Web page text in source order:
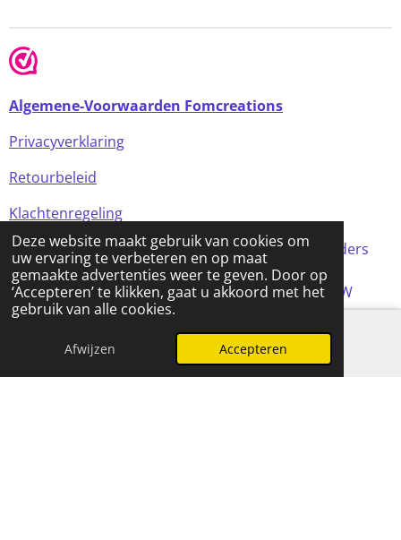
Deze website maakt gebruik van cookies om
uw ervaring te verbeteren en op maat
gemaakte advertenties weer te geven. Door op
‘Accepteren’ te klikken, gaat u akkoord met het
gebruik van alle cookies.
Afwijzen Accepteren
Algemene-Voorwaarden Fomcreations
Privacyverklaring
Retourbeleid
Klachtenregeling
Alle prijzen in de webshop zijn incl BTW (tenzij anders
aangegeven)
© 2024 FOMCreations, KvK Utrecht 70316023 . BTW
NL858256356B01
E-mailadres